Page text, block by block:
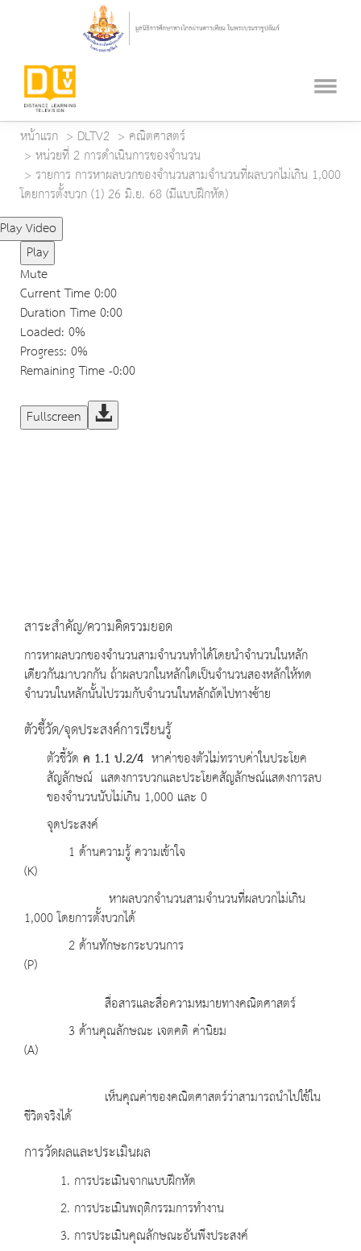
หน้าแรก DLTV2
คณิตศาสตร์
หน่วยที่ 2 การดำเนินการของจำนวน
รายการ การหาผลบวกของจำนวนสามจำนวนที่ผลบวกไม่เกิน 1,000
โดยการตั้งบวก (1) 26 มิ.ย. 68 (มีแบบฝึกหัด)
Play Video
Play
Mute
Current Time0:00
Duration Time0:00
Loaded: 0%
Progress: 0%
Remaining Time-0:00
Fullscreen
สาระสำคัญ/ความคิดรวมยอด
การหาผลบวกของจำนวนสามจำนวนทำได้โดยนำจำนวนในหลัก
เดียวกันมาบวกกัน ถ้าผลบวกในหลักใดเป็นจำนวนสองหลักให้ทด
จำนวนในหลักนั้นไปรวมกับจำนวนในหลักถัดไปทางซ้าย
ตัวชี้วัด/จุดประสงค์การเรียนรู้
ตัวชี้วัด ค 1.1 ป.2/4 หาค่าของตัวไม่ทราบค่าในประโยค
สัญลักษณ์ แสดงการบวกและประโยคสัญลักษณ์แสดงการลบ
ของจำนวนนับไม่เกิน 1,000 และ 0
จุดประสงค์
1 ด้านความรู้ ความเข้าใจ
(K)
หาผลบวกจำนวนสามจำนวนที่ผลบวกไม่เกิน
1,000 โดยการตั้งบวกได้
2 ด้านทักษะกระบวนการ
(P)
สื่อสารและสื่อความหมายทางคณิตศาสตร์
3 ด้านคุณลักษณะ เจตคติ ค่านิยม
(A)
เห็นคุณค่าของคณิตศาสตร์ว่าสามารถนำไปใช้ใน
ชีวิตจริงได้
การวัดผลและประเมินผล
1. การประเมินจากแบบฝึกหัด
2. การประเมินพฤติกรรมการทำงาน
3. การประเมินคุณลักษณะอันพึงประสงค์